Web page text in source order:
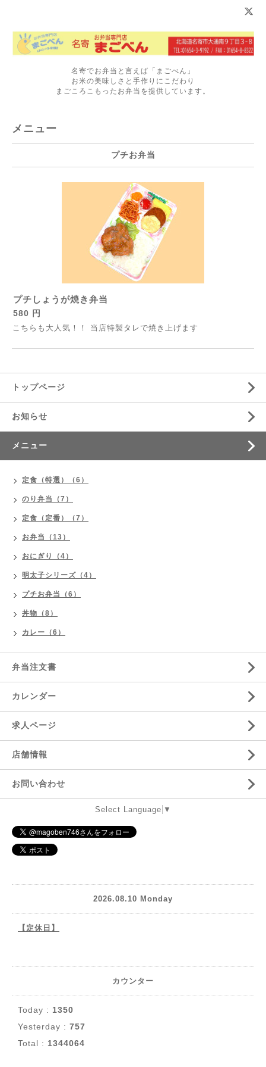
名寄でお弁当と言えば「まごべん」
お米の美味しさと手作りにこだわり
まごころこもったお弁当を提供しています。
メニュー
プチお弁当
プチしょうが焼き弁当
580 円
こちらも大人気！！ 当店特製タレで焼き上げます
トップページ
お知らせ
メニュー
定食（特選）（6）
のり弁当（7）
定食（定番）（7）
お弁当（13）
おにぎり（4）
明太子シリーズ（4）
プチお弁当（6）
丼物（8）
カレー（6）
弁当注文書
カレンダー
求人ページ
店舗情報
お問い合わせ
Select Language ▼
2026.08.10 Monday
【定休日】
カウンター
Today : 1350
Yesterday : 757
Total : 1344064